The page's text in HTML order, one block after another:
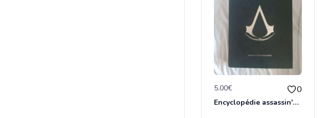
5.00€ 0
Encyclopédie assassin's creed